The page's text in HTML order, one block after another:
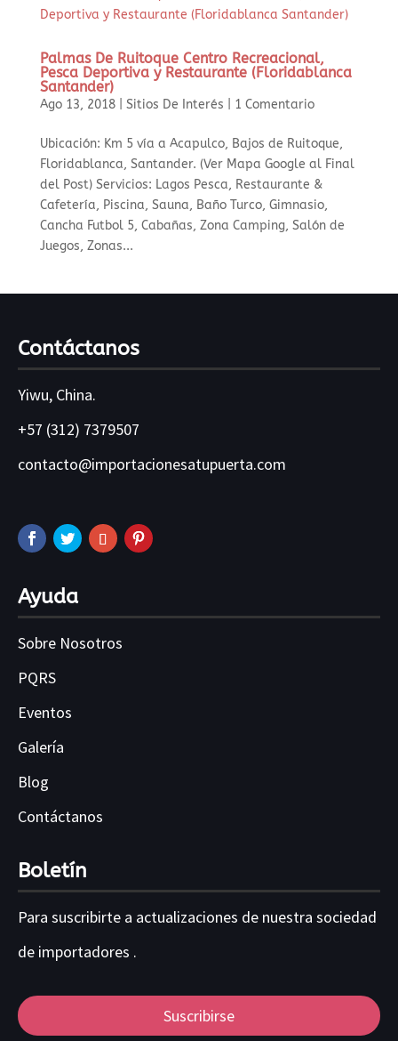
Palmas De Ruitoque Centro Recreacional,
Pesca Deportiva y Restaurante (Floridablanca
Santander)
Ago 13, 2018| Sitios De Interés 1 Comentario
Ubicación: Km 5 vía a Acapulco, Bajos de Ruitoque,
Floridablanca, Santander. (Ver Mapa Google al Final
del Post) Servicios: Lagos Pesca, Restaurante &
Cafetería, Piscina, Sauna, Baño Turco, Gimnasio,
Cancha Futbol 5, Cabañas, Zona Camping, Salón de
Juegos, Zonas...
Contáctanos
Yiwu, China.
+57 (312) 7379507
contacto@importacionesatupuerta.com
Ayuda
Sobre Nosotros
PQRS
Eventos
Galería
Blog
Contáctanos
Boletín
Para suscribirte a actualizaciones de nuestra sociedad
de importadores .
Suscribirse